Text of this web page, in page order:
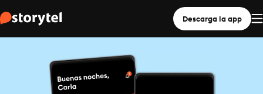
Descarga la app